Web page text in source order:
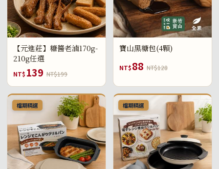
【元進莊】糖醬老滷170g-
210g任選
NT$ 139 NT$199
寶山黑糖包(4顆)
NT$88 NT$128
檔期精選 檔期精選